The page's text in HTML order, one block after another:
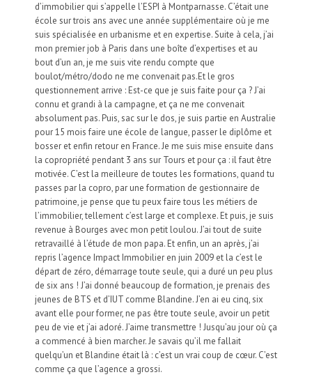
d’immobilier qui s’appelle l’ESPI à Montparnasse. C’était une
école sur trois ans avec une année supplémentaire où je me
suis spécialisée en urbanisme et en expertise. Suite à cela, j’ai
mon premier job à Paris dans une boîte d’expertises et au
bout d’un an, je me suis vite rendu compte que
boulot/métro/dodo ne me convenait pas.Et le gros
questionnement arrive : Est-ce que je suis faite pour ça ? J’ai
connu et grandi à la campagne, et ça ne me convenait
absolument pas. Puis, sac sur le dos, je suis partie en Australie
pour 15 mois faire une école de langue, passer le diplôme et
bosser et enfin retour en France. Je me suis mise ensuite dans
la copropriété pendant 3 ans sur Tours et pour ça : il faut être
motivée. C’est la meilleure de toutes les formations, quand tu
passes par la copro, par une formation de gestionnaire de
patrimoine, je pense que tu peux faire tous les métiers de
l’immobilier, tellement c’est large et complexe. Et puis, je suis
revenue à Bourges avec mon petit loulou. J’ai tout de suite
retravaillé à l’étude de mon papa. Et enfin, un an après, j’ai
repris l’agence Impact Immobilier en juin 2009 et la c’est le
départ de zéro, démarrage toute seule, qui a duré un peu plus
de six ans ! J’ai donné beaucoup de formation, je prenais des
jeunes de BTS et d’IUT comme Blandine. J’en ai eu cinq, six
avant elle pour former, ne pas être toute seule, avoir un petit
peu de vie et j’ai adoré. J’aime transmettre ! Jusqu’au jour où ça
a commencé à bien marcher. Je savais qu’il me fallait
quelqu’un et Blandine était là : c’est un vrai coup de cœur. C’est
comme ça que l’agence a grossi.